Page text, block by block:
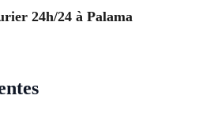
24h/24 à Palama